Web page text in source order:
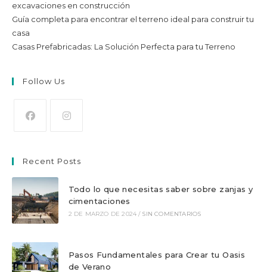
excavaciones en construcción
Guía completa para encontrar el terreno ideal para construir tu
casa
Casas Prefabricadas: La Solución Perfecta para tu Terreno
Follow Us
en
una
nueva
pestaña
una
nueva
pestaña
Recent Posts
Todo lo que necesitas saber sobre zanjas y
cimentaciones
2 DE MARZO DE 2024 / SIN COMENTARIOS
Pasos Fundamentales para Crear tu Oasis
de Verano